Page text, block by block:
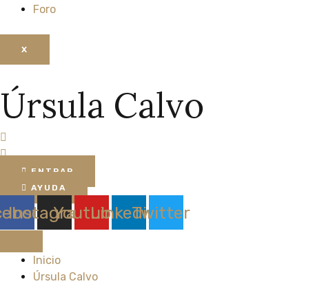
Foro
X
Úrsula Calvo
ENTRAR
AYUDA
Instagram
YoutubeLinkedinTwitter
Inicio
Úrsula Calvo